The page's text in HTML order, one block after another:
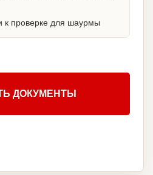
к проверке для шаурмы
ДОКУМЕНТЫ